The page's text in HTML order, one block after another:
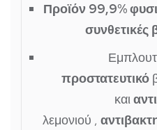
Προϊόν 99,9%
συνθετικές
προστατευτικό
και
λεμονιού ,